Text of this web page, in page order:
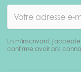
En m'inscrivant,
confirme avoir pris